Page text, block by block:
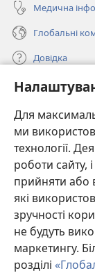
Для
ми
технології.
роботи сайту,
прийняти або
які
зручності
не будуть
маркетингу.
розділі
Медична
Глобальні
Довідка
Пожертви
(відкривається
у
новому
вікні)
ОНЛАЙН-
(відкривається
у
новому
вікні)
JW Hub ®
(відкривається
у
новомуJW Library
Watchtower